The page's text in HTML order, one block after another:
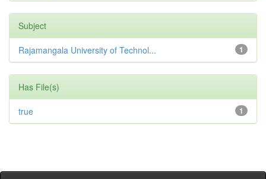
Subject
1
Rajamangala University of Technol...
Has File(s)
1
true